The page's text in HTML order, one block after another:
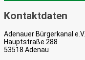
Kontaktdaten
Adenauer Bürgerkanal e.V.
Hauptstraße 288
53518 Adenau